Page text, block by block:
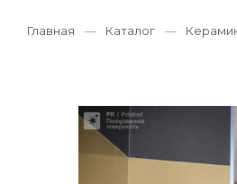
Главная — Каталог —